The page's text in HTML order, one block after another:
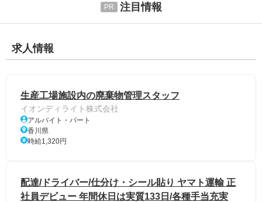
注目情報
求人情報
生産工場施設内の廃棄物管理スタッフ
イオンディライト株式会社
アルバイト・パート
香川県
時給1,320円
配達/ドライバー/仕分け・シール貼り ヤマト運輸 正
社員デビュー 年間休日は実質133日/各種手当充実